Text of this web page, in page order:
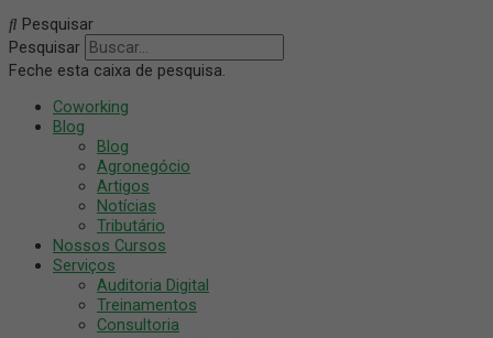
Pesquisar
Pesquisar
Feche esta caixa de pesquisa.
Coworking
Blog
Blog
Agronegócio
Artigos
Notícias
Tributário
Nossos Cursos
Serviços
Auditoria Digital
Treinamentos
Consultoria